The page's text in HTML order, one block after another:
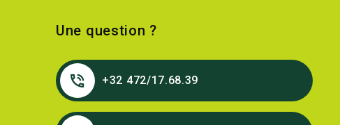
Une question ?
+32 472/17.68.39